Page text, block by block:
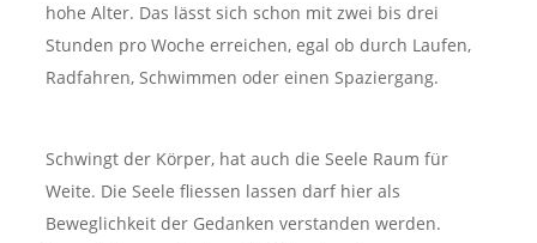
hohe Alter. Das lässt sich schon mit zwei bis drei
Stunden pro Woche erreichen, egal ob durch Laufen,
Radfahren, Schwimmen oder einen Spaziergang.
Schwingt der Körper, hat auch die Seele Raum für
Weite. Die Seele fliessen lassen darf hier als
Beweglichkeit der Gedanken verstanden werden.